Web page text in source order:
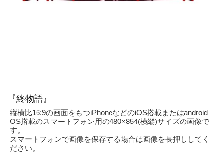
『終物語』
縦横比16:9の画面をもつiPhoneなどのiOS搭載またはandroid
OS搭載のスマートフォン用の480×854(横縦)サイズの画像で
す。
スマートフォンで画像を保存する場合は画像を長押ししてく
ださい。